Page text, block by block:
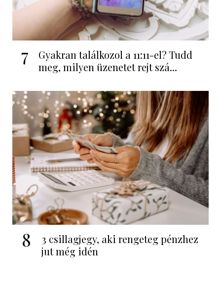
7
Gyakran találkozol a 11:11-el? Tudd
meg, milyen üzenetet rejt szá...
8
3 csillagjegy, aki rengeteg pénzhez
jut még idén